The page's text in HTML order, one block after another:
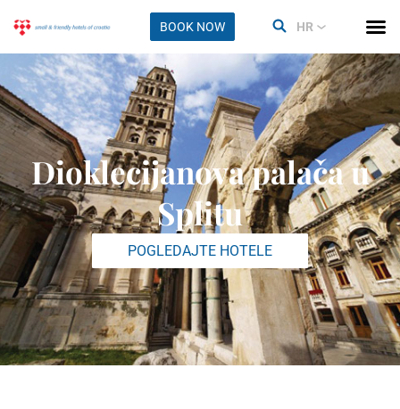
BOOK NOW HR
Dioklecijanova palača u
Splitu
POGLEDAJTE HOTELE